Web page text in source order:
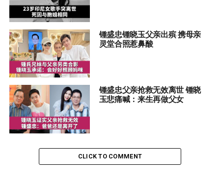
锺盛忠锺晓玉父亲出殡 携母亲
灵堂合照惹鼻酸
锺盛忠父亲抢救无效离世 锺晓
玉悲痛喊：来生再做父女
CLICK TO COMMENT